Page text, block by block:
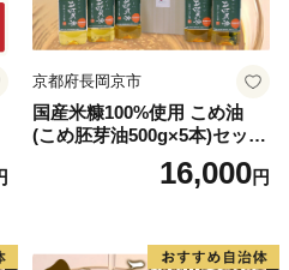
京都府長岡京市
国産米糠100%使用 こめ油
(こめ胚芽油500g×5本)セット
16,000円